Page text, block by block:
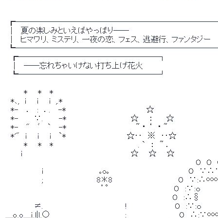
│　夏の楽しみといえばやっぱり――
│　ヒマワリ、ミステリ、一夜の恋、フェス、逃避行、ファンタジー
┏──────────────────┐
│　――忘れちゃいけない打ち上げ花火
┗──────────────────┘
* 　 * 　*
*､,　i　　i　　i　,.*
*-　 ．　:　．.　 -*　　　　　　　　　　　　　　　☆
*-　 　 ∵. 　 　-*　　　　　　　　　　　　☆　　：　　 ☆
*-　 "　 ﾞ　 `　 -*　　　　　　　　　　　　　~ ・ ‘　・ ~
*'"　i　　i　　i 　`*　 　 　　　　　　　　 ☆‥　※　‥☆
* 　 * 　*　 　　　　　　　　　 　　　 　 . `　：　~ ．
i　 　　 　 　 　　　　　　　　 　　　　　☆ 　 ☆ 　 ☆
O　O　O　
i　　　　　　　　　　 ｡o｡ 　　　　　 　　 　 　 　 　　O　
;　　　　　　　　　　8＊8　　　　 　 　 　　　　　O　
ﾟ °　 　 　　　　　　　　 O　:∵:ｏ　 　　 　
O　:∴§　　　　　§∴:
≠. 　 　 　　　　　　　　　　　　! 　 　　　　　　　O　:∵:ｏ　　　
＿o_o＿i_l|l_○　　　　　　　　　　　　　　:　 　 　　　　　　　O　